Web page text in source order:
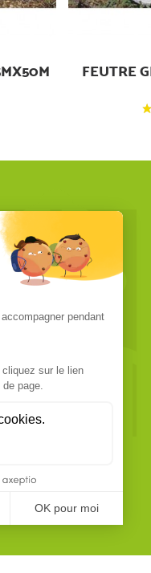
FEUTRE
?
uniquement
professionnelle.
dans les
Chaque
technique